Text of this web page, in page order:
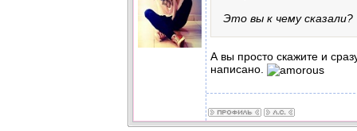
Это вы к чему сказали?
А вы просто скажите и
написано.